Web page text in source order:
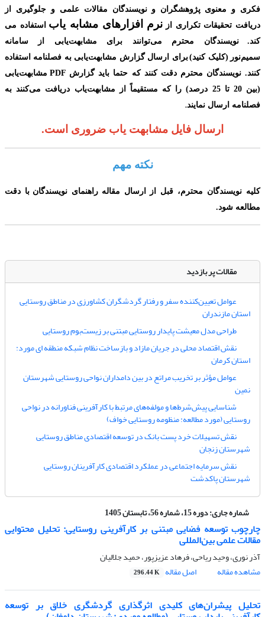
فکری و معنوی پژوهشگران و نویسندگان مقالات علمی و جلوگیری از
دریافت تحقیقات تکراری از نرم افزارهای مشابه یاب استفاده می
کند.
نویسندگان محترم می‌توانند برای مشابهت‌یابی از سامانه
سمیم‌نور (کلیک کنید)برای ارسال گزارش مشابهت‌یابی به فصلنامه استفاده
کنند. نویسندگان محترم دقت کنند که حتما باید گزارش PDF مشابهت‌یابی
(بین 20 تا 25 درصد ) را که مستقیماً از مشابهت‌یاب دریافت می‌‌کنند به
فصلنامه ارسال نمایند.
ارسال فایل مشابهت یاب ضروری است.
نکته مهم
کلیه نویسندگان محترم، قبل از ارسال مقاله راهنمای نویسندگان با دقت
مطالعه شود.
مقالات پر بازدید
عوامل تعیین‌کننده سفر و رفتار گردشگران کشاورزی در مناطق روستایی
استان مازندران
طراحی مدل معیشت پایدار روستایی مبتنی بر زیست‌بوم روستایی
نقش اقتصاد محلی در جریان مازاد و بازساخت نظام شبکه منطقه ای مورد:
استان کرمان
عوامل مؤثر بر تخریب مراتع در بین دامداران نواحی روستایی شهرستان
نمین
شناسایی پیش‌شرط‌ها و مولفه‌های مرتبط با کارآفرینی فناورانه در نواحی
روستایی (مورد مطالعه: منظومه روستایی خواف)
نقش تسهیلات خرد پست بانک در توسعه اقتصادی مناطق روستایی
شهرستان زنجان
نقش سرمایه اجتماعی در عملکرد اقتصادی کارآفرینان روستایی
شهرستان پاکدشت
شماره جاری:دوره 15، شماره 56، تابستان 1405
چارچوب توسعه فضایی مبتنی بر کارآفرینی روستایی: تحلیل محتوایی
مقالات علمی بین‌المللی
آذر نوری، وحید ریاحی، فرهاد عزیزپور، حمید جلالیان
مشاهده مقاله
اصل مقاله 296.44 K
تحلیل پیشران‌های کلیدی اثرگذاری گردشگری خلاق بر توسعه